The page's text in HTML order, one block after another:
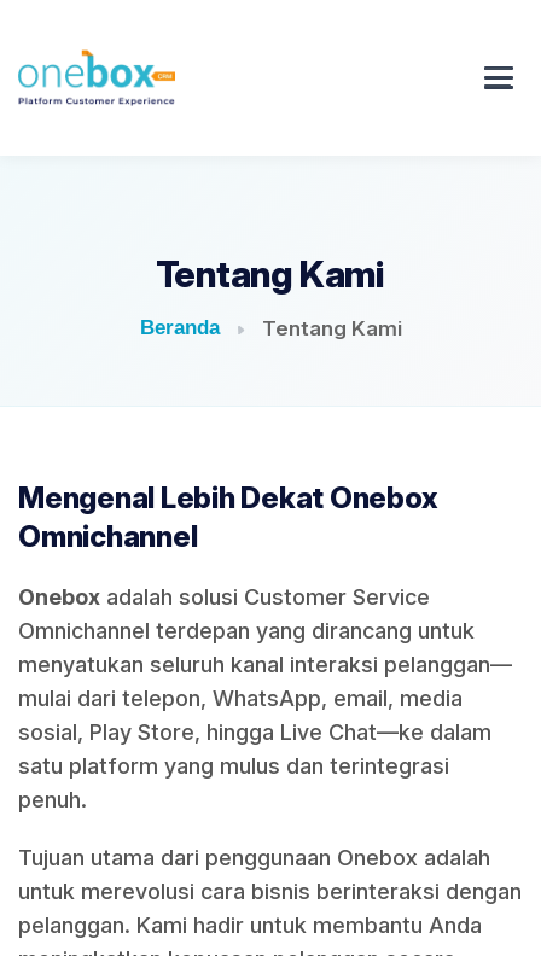
Tentang Kami
Beranda Tentang Kami
Mengenal Lebih Dekat Onebox
Omnichannel
Onebox adalah solusi Customer Service
Omnichannel terdepan yang dirancang untuk
menyatukan seluruh kanal interaksi pelanggan—
mulai dari telepon, WhatsApp, email, media
sosial, Play Store, hingga Live Chat—ke dalam
satu platform yang mulus dan terintegrasi
penuh.
Tujuan utama dari penggunaan Onebox adalah
untuk merevolusi cara bisnis berinteraksi dengan
pelanggan. Kami hadir untuk membantu Anda